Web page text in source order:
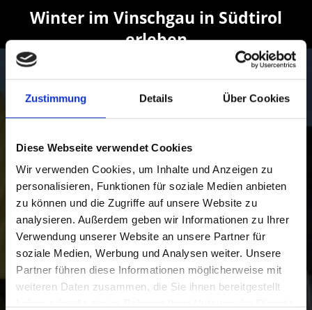
Zustimmung Details Über Cookies
Diese Webseite verwendet Cookies
Wir verwenden Cookies, um Inhalte und Anzeigen zu
personalisieren, Funktionen für soziale Medien anbieten
zu können und die Zugriffe auf unsere Website zu
analysieren. Außerdem geben wir Informationen zu Ihrer
Verwendung unserer Website an unsere Partner für
soziale Medien, Werbung und Analysen weiter. Unsere
Partner führen diese Informationen möglicherweise mit
weiteren Daten zusammen, die Sie ihnen bereitgestellt
Winter im Vinschgau in Südtirol
erleben
Pures Wintervergnügen erwartet Urlauber im
von einsamen Winterwanderungen und Skitouren bis
zu fünf abwechslungsreichen und topmodernen
Langläufer und Biathleten.